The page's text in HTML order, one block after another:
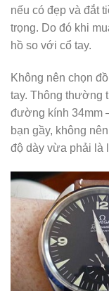
nếu có đẹp và đắt
trọng. Do đó khi
hồ so với cổ tay.
Không nên chọn
tay. Thông thường
đường kính 34mm
bạn gầy, không
độ dày vừa phải là